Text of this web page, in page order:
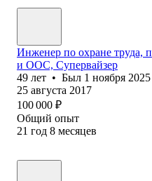
Инженер по охране труда,
и ООС, Супервайзер
49 лет • Был 1 ноября 2025
25 августа 2017
100 000 ₽
Общий опыт
21 год 8 месяцев